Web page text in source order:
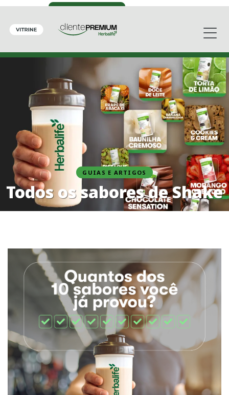
GUIAS E ARTIGOS
Todos os sabores de Shake